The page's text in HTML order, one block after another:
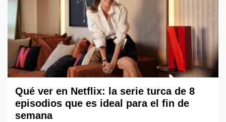
Qué ver en Netflix: la serie turca de 8
episodios que es ideal para el fin de
semana